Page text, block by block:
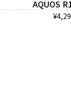
AQUOS